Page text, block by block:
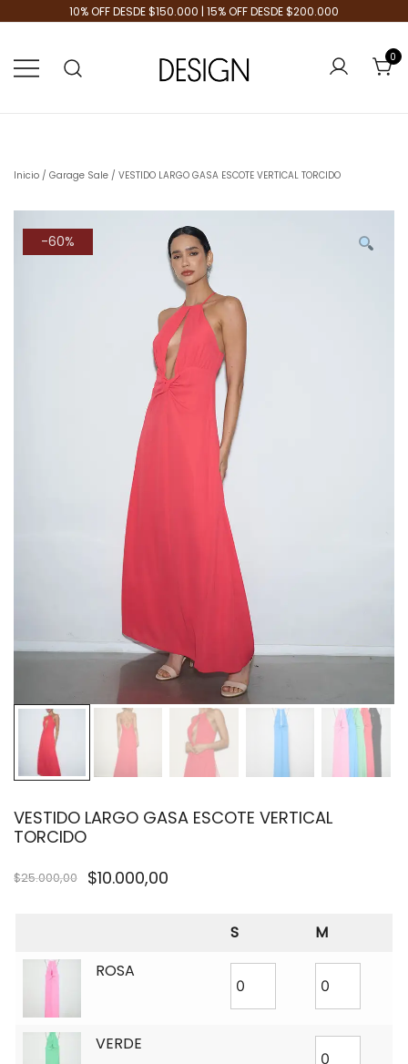
10% OFF DESDE $150.000 | 15% OFF DESDE $200.000
0
Inicio / Garage Sale / VESTIDO LARGO GASA ESCOTE VERTICAL TORCIDO
-60%
VESTIDO LARGO GASA ESCOTE VERTICAL
TORCIDO
$25.000,00 $10.000,00
S
M
ROSA
VERDE